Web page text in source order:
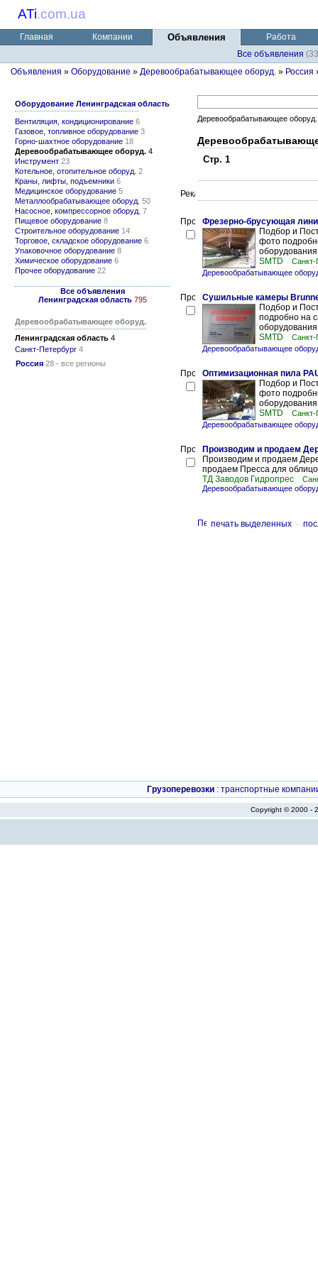
ATi.com.ua
Главная Компании Объявления
Работа
Все объявления
Объявления » Оборудование » Деревообрабатывающее оборуд. » Россия
Оборудование Ленинградская область
Вентиляция, кондиционирование 6
Газовое, топливное оборудование 3
Горно-шахтное оборудование 18
Деревообрабатывающее оборуд. 4
Инструмент 23
Котельное, отопительное оборуд. 2
Краны, лифты, подъемники 6
Медицинское оборудование 5
Металлообрабатывающее оборуд. 50
Насосное, компрессорное оборуд. 7
Пищевое оборудование 8
Строительное оборудование 14
Торговое, складское оборудование 6
Упаковочное оборудование 8
Химическое оборудование 6
Прочее оборудование 22
Все объявления
Ленинградская область 795
Деревообрабатывающее оборуд.
Ленинградская область 4
Санкт-Петербург 4
Россия 28 - все регионы
Деревообрабатывающее
Стр. 1
Фрезерно-брусующая
Подбор и
фото
SMTD
Санкт-
Деревообрабатывающее
Сушильные камеры
Подбор и
подробно на
SMTD
Санкт-
Деревообрабатывающее
Оптимизационная пила
Подбор и
фото
SMTD
Санкт-
Деревообрабатывающее
Производим и продаем
Производим и продаем
продаем Пресса для
ТД Заводов Гидропрес
Деревообрабатывающее
печать выделенных -
Грузоперевозки : транспортные
Copyright © 2000 -